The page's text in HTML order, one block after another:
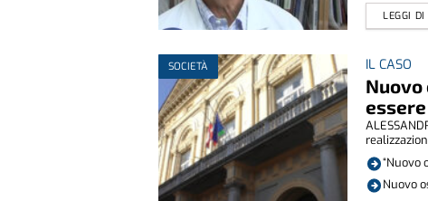
LEGGI DI
SOCIETÀ IL CASO
Nuovo
“Nuovo
Nuovo